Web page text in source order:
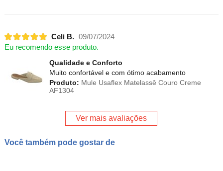
Celi B. 09/07/2024
Eu recomendo esse produto.
Qualidade e Conforto
Muito confortável e com ótimo acabamento
Produto: Mule Usaflex Matelassê Couro Creme
AF1304
Ver mais avaliações
Você também pode gostar de